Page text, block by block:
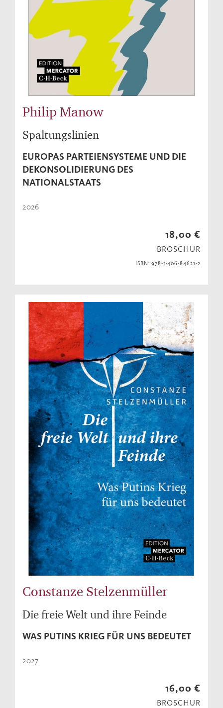
Philip Manow
Spaltungslinien
EUROPAS PARTEIENSYSTEME UND DIE
DEKONSOLIDIERUNG DES
NATIONALSTAATS
2026
18,00 €
BROSCHUR
ISBN: 978-3-406-84621-2
Constanze Stelzenmüller
Die freie Welt und ihre Feinde
WAS PUTINS KRIEG FÜR UNS BEDEUTET
2027
16,00 €
BROSCHUR